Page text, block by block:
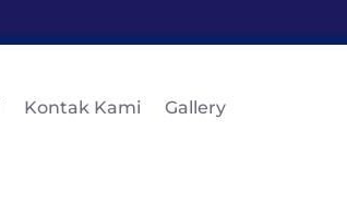
Kontak Kami Gallery